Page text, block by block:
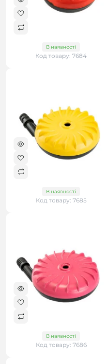
В наявності
Код товару: 7684
В наявності
Код товару: 7685
В наявності
Код товару: 7686